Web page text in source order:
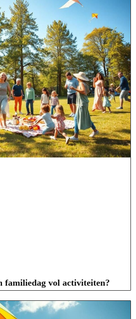
familiedag vol activiteiten?